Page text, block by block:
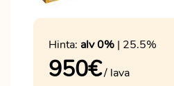
Hinta: alv 0% | 25.5%
950€/ lava